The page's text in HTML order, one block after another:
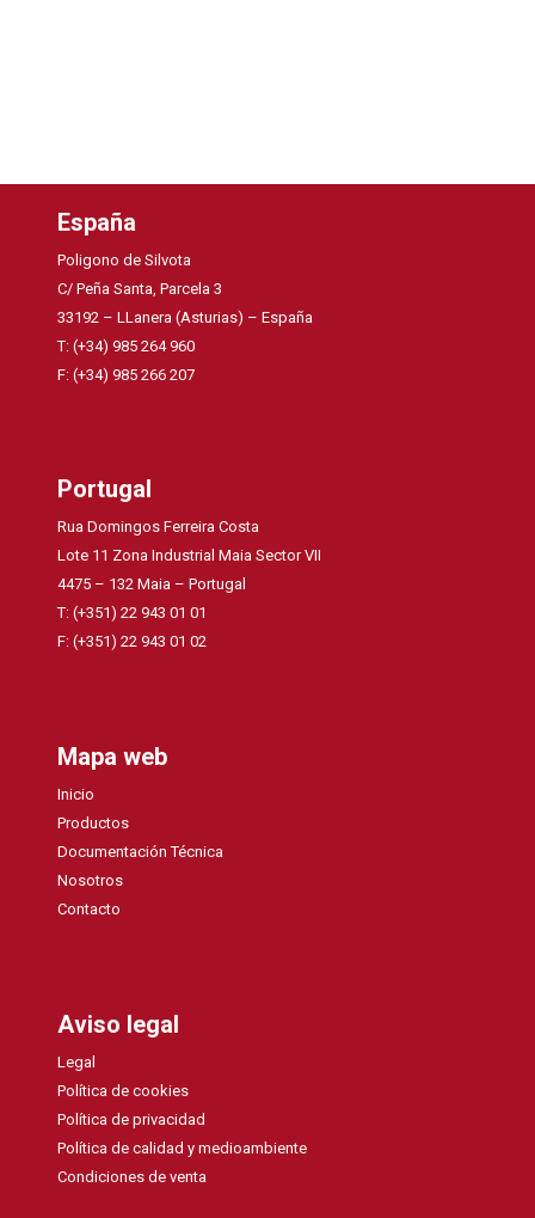
España
Poligono de Silvota
C/ Peña Santa, Parcela 3
33192 – LLanera (Asturias) – España
T: (+34) 985 264 960
F: (+34) 985 266 207
Portugal
Rua Domingos Ferreira Costa
Lote 11 Zona Industrial Maia Sector VII
4475 – 132 Maia – Portugal
T: (+351) 22 943 01 01
F: (+351) 22 943 01 02
Mapa web
Inicio
Productos
Documentación Técnica
Nosotros
Contacto
Aviso legal
Legal
Política de cookies
Política de privacidad
Política de calidad y medioambiente
Condiciones de venta